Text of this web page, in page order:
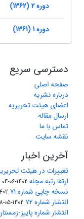
دوره 2 (1362)
دوره 1 (1361)
دسترسی سریع
صفحه اصلی
درباره نشریه
اعضای هیئت تحریریه
ارسال مقاله
تماس با ما
نقشه سایت
آخرین اخبار
تغییرات در هیئت
ارتقا رتبه مجله 1402-06-04
نسخه چاپی شماره ۷۱ 05-28
انتشار شماره ۷۲ 1402-05-28
انتشار شماره پاییز-زمستان